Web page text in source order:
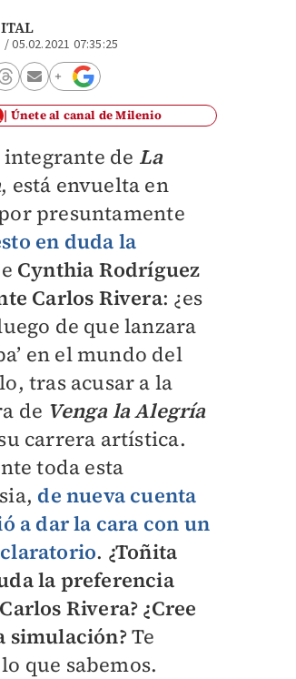
/05.02.2021 07:35:25
Únete al canal de Milenio
integrante de La
, está envuelta en
presuntamente
en duda la
Cynthia Rodríguez
Carlos Rivera: ¿es
de que lanzara
en el mundo del
tras acusar a la
de Venga la Alegría
carrera artística.
toda esta
de nueva cuenta
a dar la cara con un
. ¿Toñita
la preferencia
Rivera? ¿Cree
simulación?Te
que sabemos.